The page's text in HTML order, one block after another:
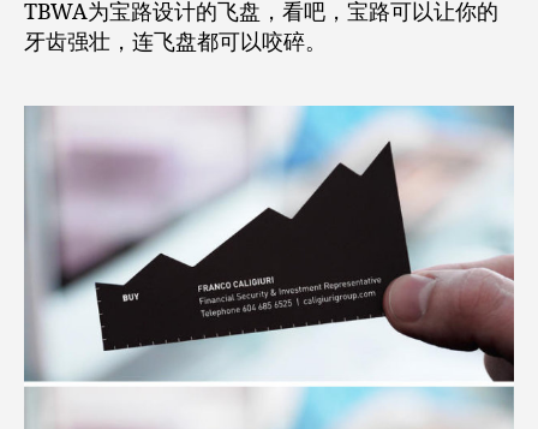
TBWA为宝路设计的飞盘，看吧，宝路可以让你的
牙齿强壮，连飞盘都可以咬碎。